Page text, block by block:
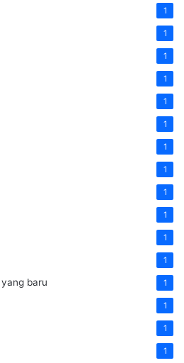
1
1
1
1
1
1
1
1
1
1
1
1
baru 1
1
1
1